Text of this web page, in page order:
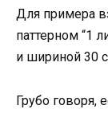
Для примера
паттерном “1
и шириной 30
Грубо говоря,